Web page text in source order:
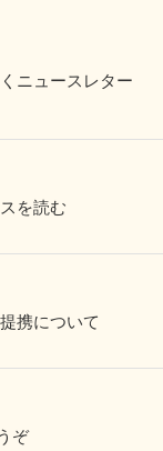
ニュースレター
を読む
携について
ぞ